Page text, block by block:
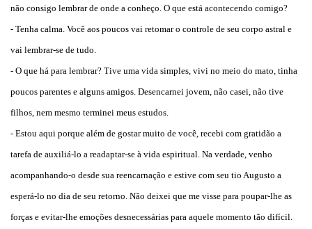
não consigo lembrar de onde a conheço. O que está acontecendo comigo?
- Tenha calma. Você aos poucos vai retomar o controle de seu corpo astral e
vai lembrar-se de tudo.
- O que há para lembrar? Tive uma vida simples, vivi no meio do mato, tinha
poucos parentes e alguns amigos. Desencarnei jovem, não casei, não tive
filhos, nem mesmo terminei meus estudos.
- Estou aqui porque além de gostar muito de você, recebi com gratidão a
tarefa de auxiliá-lo a readaptar-se à vida espiritual. Na verdade, venho
acompanhando-o desde sua reencarnação e estive com seu tio Augusto a
esperá-lo no dia de seu retorno. Não deixei que me visse para poupar-lhe as
forças e evitar-lhe emoções desnecessárias para aquele momento tão difícil.